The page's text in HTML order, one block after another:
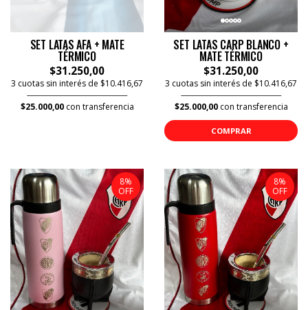
SET LATAS AFA + MATE
TÉRMICO
$31.250,00
3 cuotas sin interés de $10.416,67
$25.000,00con transferencia
SET LATAS CARP BLANCO +
MATE TÉRMICO
$31.250,00
3 cuotas sin interés de $10.416,67
$25.000,00con transferencia
COMPRAR
8%
OFF
8%
OFF